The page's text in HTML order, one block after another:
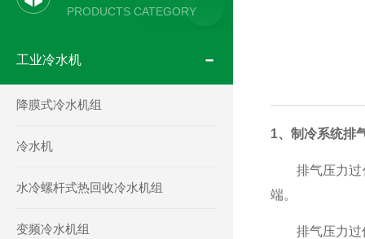
PRODUCTS CATEGORY
工业冷水机
降膜式冷水机组
冷水机
水冷螺杆式热回收冷水机组
变频冷水机组
1、制冷系统排
排气压力过低
端。
排气压力过